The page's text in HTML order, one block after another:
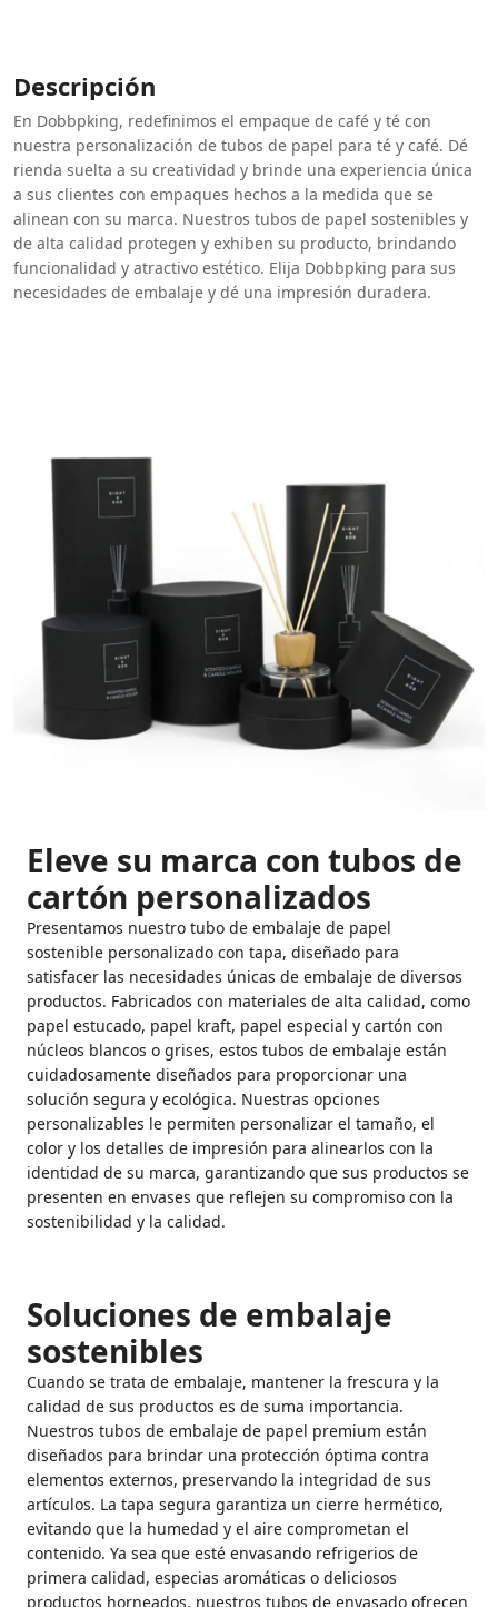
Descripción
En Dobbpking, redefinimos el empaque de café y té con
nuestra personalización de tubos de papel para té y café. Dé
rienda suelta a su creatividad y brinde una experiencia única
a sus clientes con empaques hechos a la medida que se
alinean con su marca. Nuestros tubos de papel sostenibles y
de alta calidad protegen y exhiben su producto, brindando
funcionalidad y atractivo estético. Elija Dobbpking para sus
necesidades de embalaje y dé una impresión duradera.
Eleve su marca con tubos de
cartón personalizados
Presentamos nuestro tubo de embalaje de papel
sostenible personalizado con tapa, diseñado para
satisfacer las necesidades únicas de embalaje de diversos
productos. Fabricados con materiales de alta calidad, como
papel estucado, papel kraft, papel especial y cartón con
núcleos blancos o grises, estos tubos de embalaje están
cuidadosamente diseñados para proporcionar una
solución segura y ecológica. Nuestras opciones
personalizables le permiten personalizar el tamaño, el
color y los detalles de impresión para alinearlos con la
identidad de su marca, garantizando que sus productos se
presenten en envases que reflejen su compromiso con la
sostenibilidad y la calidad.
Soluciones de embalaje
sostenibles
Cuando se trata de embalaje, mantener la frescura y la
calidad de sus productos es de suma importancia.
Nuestros tubos de embalaje de papel premium están
diseñados para brindar una protección óptima contra
elementos externos, preservando la integridad de sus
artículos. La tapa segura garantiza un cierre hermético,
evitando que la humedad y el aire comprometan el
contenido. Ya sea que esté envasando refrigerios de
primera calidad, especias aromáticas o deliciosos
productos horneados, nuestros tubos de envasado ofrecen